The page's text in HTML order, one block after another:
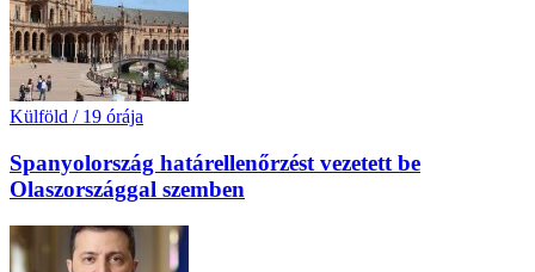
Külföld / 19 órája
Spanyolország határellenőrzést vezetett be
Olaszországgal szemben